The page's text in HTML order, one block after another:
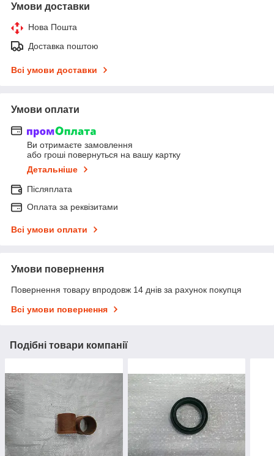
Умови доставки
Нова Пошта
Доставка поштою
Всі умови доставки
Умови оплати
Ви отримаєте замовлення
або гроші повернуться на вашу картку
Детальніше
Післяплата
Оплата за реквізитами
Всі умови оплати
Умови повернення
Повернення товару впродовж 14 днів за рахунок покупця
Всі умови повернення
Подібні товари компанії